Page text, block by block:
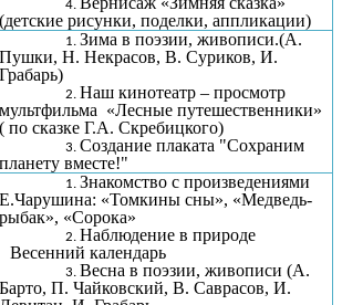
(детские рисунки, поделки, аппликации)
Зима в поэзии, живописи.(А.
Пушки, Н. Некрасов, В. Суриков, И.
Грабарь)
Наш кинотеатр – просмотр
мультфильма «Лесные путешественники»
( по сказке Г.А. Скребицкого)
Создание плаката "Сохраним
планету вместе!"
Знакомство с произведениями
Е.Чарушина: «Томкины сны», «Медведь-
рыбак», «Сорока»
Наблюдение в природе
Весенний календарь
Весна в поэзии, живописи (А.
Барто, П. Чайковский, В. Саврасов, И.